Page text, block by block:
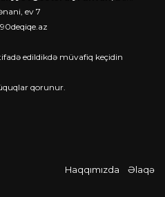
ev 7
edildikdə müvafiq keçidin
qorunur.
Haqqımızda Əlaqə